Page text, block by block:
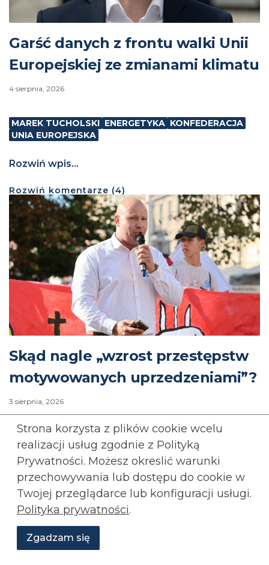
Garść danych z frontu walki Unii
Europejskiej ze zmianami klimatu
4 sierpnia, 2026
MAREK TUCHOLSKI ENERGETYKA KONFEDERACJA
UNIA EUROPEJSKA
Rozwiń wpis...
Rozwiń komentarze (4)
Skąd nagle „wzrost przestępstw
motywowanych uprzedzeniami”?
3 sierpnia, 2026
PRZEMYSŁAW BINKOWSKI
BEZPIECZEŃSTWO
IMIGRACJA
KONFEDERACJA
Rozwiń wpis...
Rozwiń komentarze ( 1
Strona korzysta z plików cookie wcelu
realizacji usług zgodnie z Polityką
Prywatności. Możesz okreslić warunki
przechowywania lub dostępu do cookie w
Twojej przeglądarce lub konfiguracji usługi.
Polityka prywatności.
Zgadzam się